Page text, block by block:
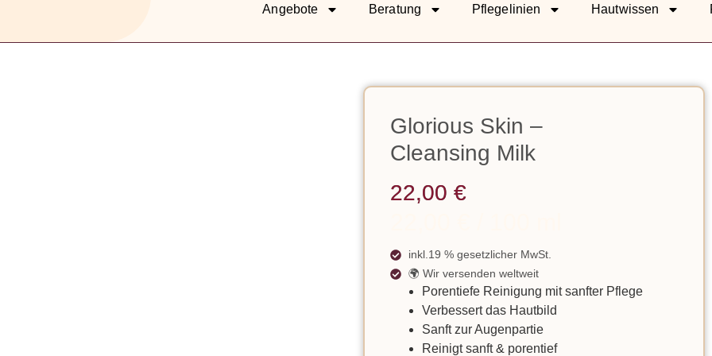
Angebote Beratung Pflegelinien Hautwissen
Glorious Skin –
Cleansing Milk
22,00€
inkl.19 % gesetzlicher MwSt.
🌍 Wir versenden weltweit
Porentiefe Reinigung mit sanfter Pflege
Verbessert das Hautbild
Sanft zur Augenpartie
Reinigt sanft & porentief